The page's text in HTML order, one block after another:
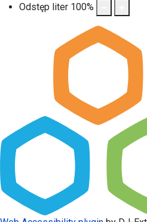
Odstęp liter 100%